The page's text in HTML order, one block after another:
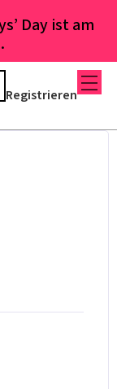
Day ist am
Registrieren